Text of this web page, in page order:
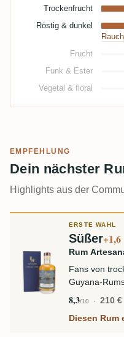
Trockenfrucht
Röstig & dunkel
Frucht
Funk & Ester
Vegetal & floral
EMPFEHLUNG
Dein nächster
Highlights aus der
ERSTE WAHL
Süßer+1,6
Rum
Fans von
Guyana-
8,3/10
210 €
Diesen Rum